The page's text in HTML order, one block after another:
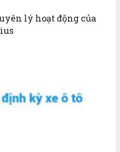
lý hoạt động của